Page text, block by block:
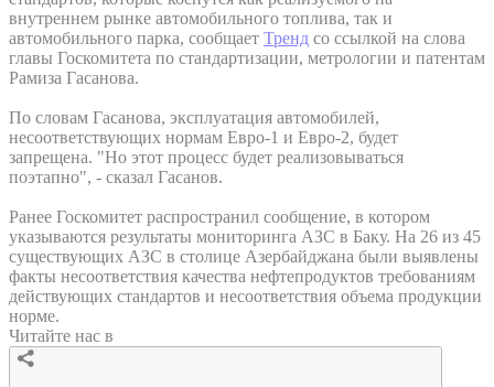
внутреннем рынке автомобильного топлива, так и
автомобильного парка, сообщает Тренд со ссылкой на слова
главы Госкомитета по стандартизации, метрологии и патентам
Рамиза Гасанова.
По словам Гасанова, эксплуатация автомобилей,
несоответствующих нормам Евро-1 и Евро-2, будет
запрещена. "Но этот процесс будет реализовываться
поэтапно", - сказал Гасанов.
Ранее Госкомитет распространил сообщение, в котором
указываются результаты мониторинга АЗС в Баку. На 26 из 45
существующих АЗС в столице Азербайджана были выявлены
факты несоответствия качества нефтепродуктов требованиям
действующих стандартов и несоответствия объема продукции
норме.
Читайте нас в